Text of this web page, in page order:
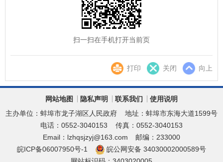
扫一扫在手机打开当前页
打印 关闭 向上
网站地图 隐私声明 联系我们
使用说明
主办单位：蚌埠市龙子湖区人民政府
地址：蚌埠市东海大道1599号
电话：0552-3040153
传真：0552-3040153
Email：lzhqsjzyj@163.com
邮编：233000
皖ICP备06007950号-1
皖公网安备 34030002000589号